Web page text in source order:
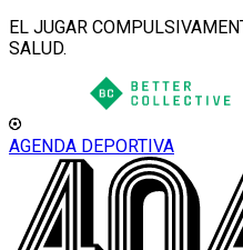
EL JUGAR
SALUD.
AGENDA DEPORTIVA